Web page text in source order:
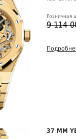
Розничная
9 114
37 MM